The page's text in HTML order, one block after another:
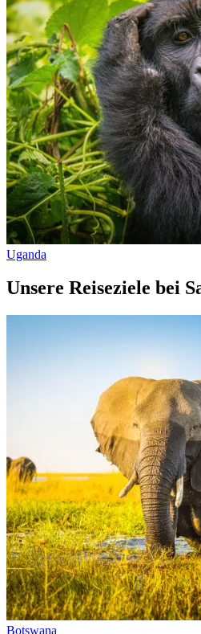
Uganda
Unsere Reiseziele bei
Botswana